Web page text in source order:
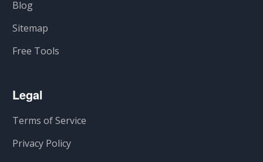
Blog
Sitemap
Free Tools
Legal
Terms of Service
Privacy Policy